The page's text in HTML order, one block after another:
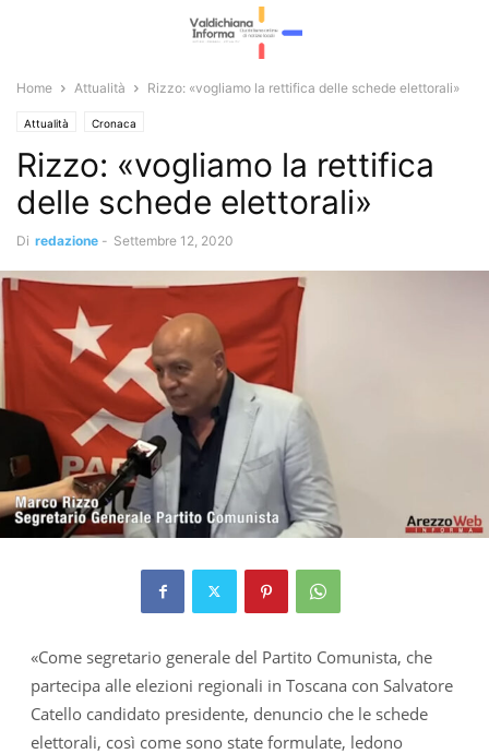
Home Attualità Rizzo: «vogliamo la rettifica delle schede elettorali»
Attualità Cronaca
Rizzo: «vogliamo la rettifica
delle schede elettorali»
Di redazione - Settembre 12, 2020
«Come segretario generale del Partito Comunista, che
partecipa alle elezioni regionali in Toscana con Salvatore
Catello candidato presidente, denuncio che le schede
elettorali, così come sono state formulate, ledono